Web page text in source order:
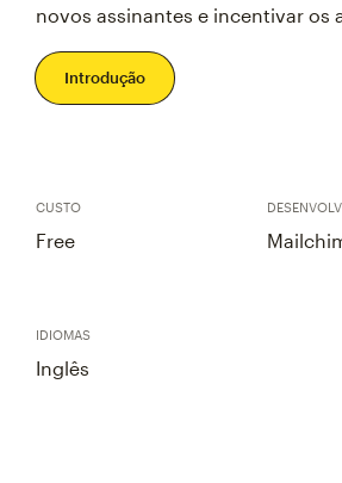
novos assinantes e incentivar os
Introdução
CUSTO
Free
IDIOMAS
Inglês